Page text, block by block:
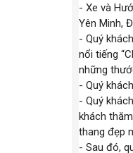
- Xe và
Yên Minh,
- Quý
nổi tiếng
những
- Quý
- Quý
khách
thang đẹp
- Sau đó,